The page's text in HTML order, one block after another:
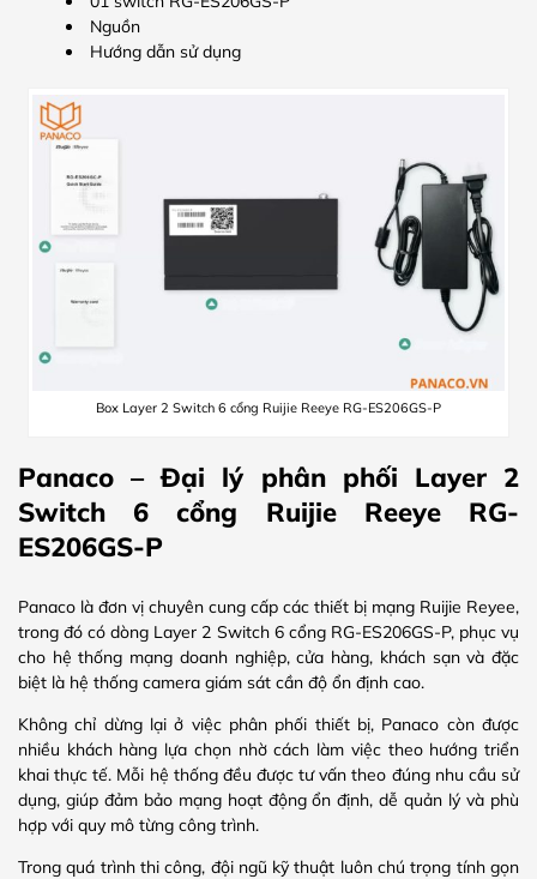
Nguồn
Hướng dẫn sử dụng
Box Layer 2 Switch 6 cổng Ruijie Reeye RG-ES206GS-P
Panaco – Đại lý phân phối Layer 2
Switch 6 cổng Ruijie Reeye RG-
ES206GS-P
Panaco là đơn vị chuyên cung cấp các thiết bị mạng Ruijie Reyee,
trong đó có dòng Layer 2 Switch 6 cổng RG-ES206GS-P, phục vụ
cho hệ thống mạng doanh nghiệp, cửa hàng, khách sạn và đặc
biệt là hệ thống camera giám sát cần độ ổn định cao.
Không chỉ dừng lại ở việc phân phối thiết bị, Panaco còn được
nhiều khách hàng lựa chọn nhờ cách làm việc theo hướng triển
khai thực tế. Mỗi hệ thống đều được tư vấn theo đúng nhu cầu sử
dụng, giúp đảm bảo mạng hoạt động ổn định, dễ quản lý và phù
hợp với quy mô từng công trình.
Trong quá trình thi công, đội ngũ kỹ thuật luôn chú trọng tính gọn